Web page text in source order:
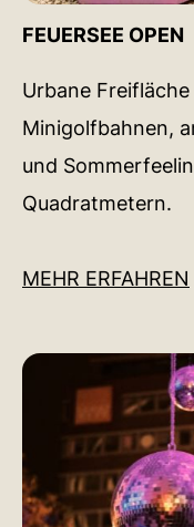
FEUERSEE OPEN
Urbane
Minigolfbahnen,
und
Quadratmetern.
MEHR ERFAHREN